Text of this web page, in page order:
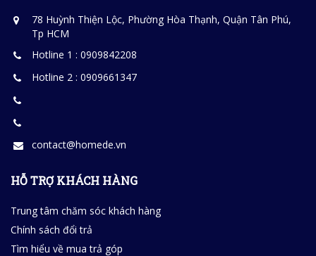
78 Huỳnh Thiện Lộc, Phường Hòa Thạnh, Quận Tân Phú,
Tp HCM
Hotline 1 : 0909842208
Hotline 2 : 0909661347
contact@homede.vn
HỖ TRỢ KHÁCH HÀNG
Trung tâm chăm sóc khách hàng
Chính sách đổi trả
Tìm hiểu về mua trả góp